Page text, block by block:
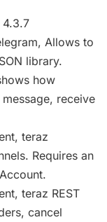
4.3.7
Allows to
library.
how
receive
teraz
Requires an
teraz REST
cancel